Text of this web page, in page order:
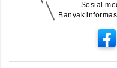
Sosial
Banyak